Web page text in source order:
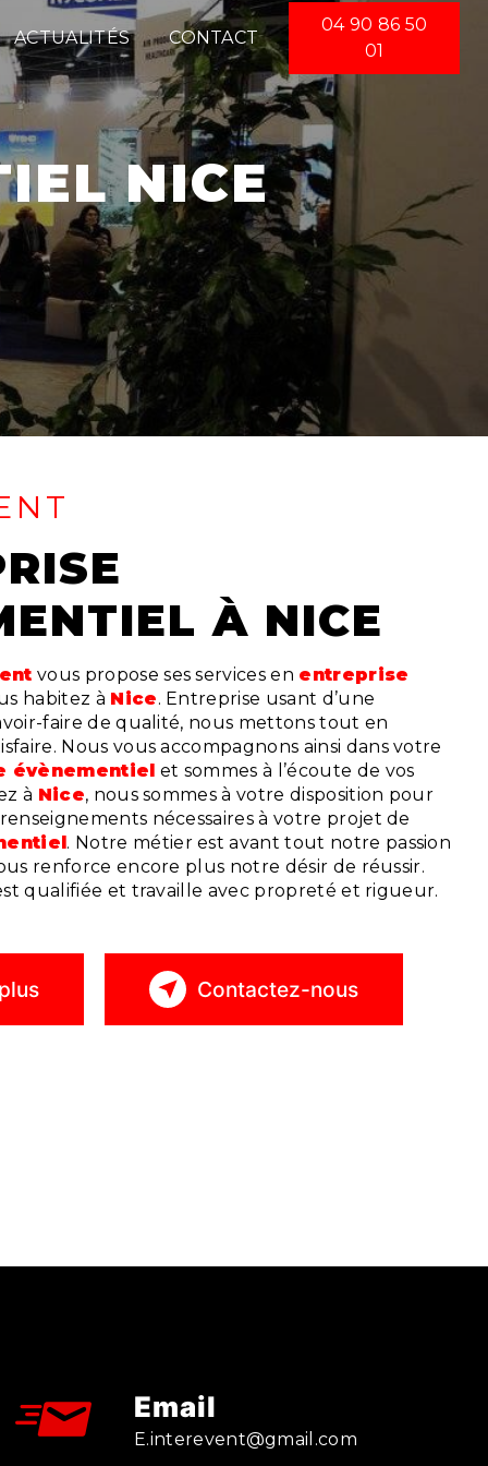
ACTUALITÉS CONTACT
04 90 86 50
01
NICE
À NICE
vous propose ses services en entreprise
habitez à Nice. Entreprise usant d’une
faire de qualité, nous mettons tout en
Nous vous accompagnons ainsi dans votre
évènementiel et sommes à l’écoute de vos
à Nice, nous sommes à votre disposition pour
nécessaires à votre projet de
. Notre métier est avant tout notre passion
renforce encore plus notre désir de réussir.
qualifiée et travaille avec propreté et rigueur.
Contactez-nous
Email
e.interevent@gmail.com